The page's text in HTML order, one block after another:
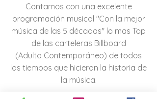
Contamos con una excelente
programación musical "Con la mejor
música de las 5 décadas" lo mas Top
de las carteleras Billboard
(Adulto Contemporáneo) de todos
los tiempos que hicieron la historia de
la música.